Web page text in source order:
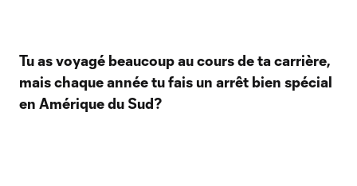
Tu as voyagé beaucoup au cours de ta carrière,
mais chaque année tu fais un arrêt bien spécial
en Amérique du Sud?